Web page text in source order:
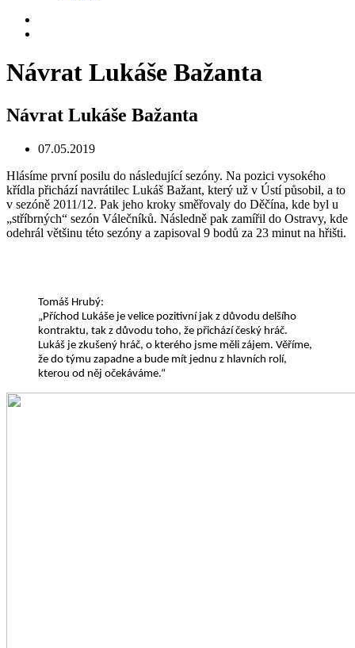
Návrat Lukáše Bažanta
Návrat Lukáše Bažanta
07.05.2019
Hlásíme první posilu do následující sezóny. Na pozici vysokého
křídla přichází navrátilec Lukáš Bažant, který už v Ústí působil, a to
v sezóně 2011/12. Pak jeho kroky směřovaly do Děčína, kde byl u
„stříbrných“ sezón Válečníků. Následně pak zamířil do Ostravy, kde
odehrál většinu této sezóny a zapisoval 9 bodů za 23 minut na hřišti.
Tomáš Hrubý:
„Příchod Lukáše je velice pozitivní jak z důvodu delšího
kontraktu, tak z důvodu toho, že přichází český hráč.
Lukáš je zkušený hráč, o kterého jsme měli zájem. Věříme,
že do týmu zapadne a bude mít jednu z hlavních rolí,
kterou od něj očekáváme.“